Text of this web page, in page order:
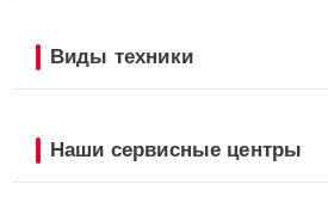
Виды техники
Наши сервисные центры